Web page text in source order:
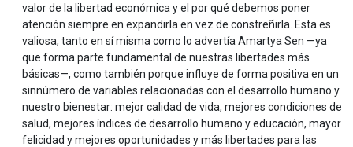
valor de la libertad económica y el por qué debemos poner
atención siempre en expandirla en vez de constreñirla. Esta es
valiosa, tanto en sí misma como lo advertía Amartya Sen —ya
que forma parte fundamental de nuestras libertades más
básicas—, como también porque influye de forma positiva en un
sinnúmero de variables relacionadas con el desarrollo humano y
nuestro bienestar: mejor calidad de vida, mejores condiciones de
salud, mejores índices de desarrollo humano y educación, mayor
felicidad y mejores oportunidades y más libertades para las